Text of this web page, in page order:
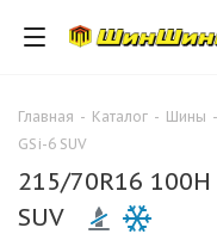
Главная - Каталог - Шины -
GSi-6 SUV
215/70R16 100H
SUV